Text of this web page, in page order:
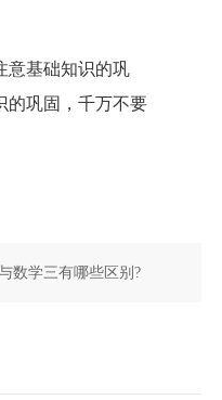
基础知识的巩
的巩固，千万不要
数学三有哪些区别?